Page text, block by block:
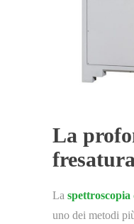
La
fresatura
La spettroscopia
uno dei metodi